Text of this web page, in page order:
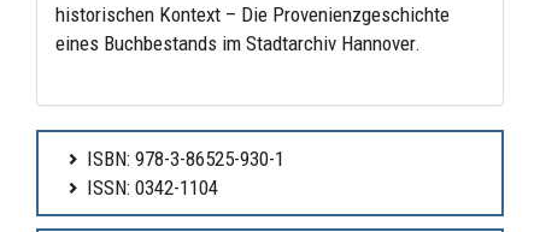
historischen Kontext – Die Provenienzgeschichte
eines Buchbestands im Stadtarchiv Hannover.
ISBN: 978-3-86525-930-1
ISSN: 0342-1104